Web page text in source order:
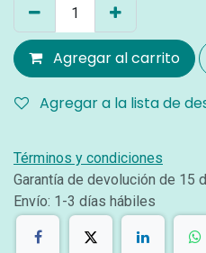
Agregar al carrito
Agregar a la lista de
Términos y condiciones
Garantía de devolución de 15
Envío: 1-3 días hábiles